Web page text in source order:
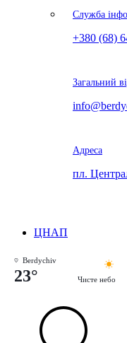
Служба
+380 (68)
Загальний
Адреса
пл.
ЦНАП
Berdychiv
23° Чисте небо